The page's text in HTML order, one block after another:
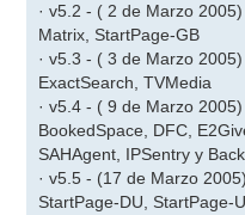
· v5.2 - ( 2 de Marzo
Matrix, StartPage-GB
· v5.3 - ( 3 de Marzo
ExactSearch, TVMedia
· v5.4 - ( 9 de Marzo
BookedSpace, DFC,
SAHAgent, IPSentry y
· v5.5 - (17 de Marzo
StartPage-DU, StartPage-